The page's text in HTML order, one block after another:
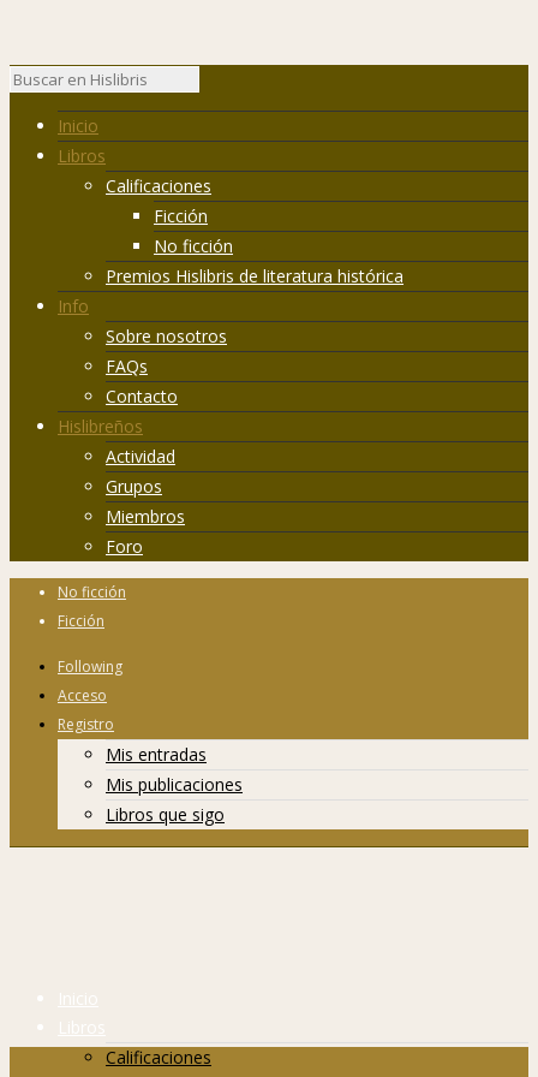
Inicio
Libros
Calificaciones
Ficción
No ficción
Premios Hislibris de literatura histórica
Info
Sobre nosotros
FAQs
Contacto
Hislibreños
Actividad
Grupos
Miembros
Foro
No ficción
Ficción
Following
Acceso
Registro
Mis entradas
Mis publicaciones
Libros que sigo
Inicio
Libros
Calificaciones